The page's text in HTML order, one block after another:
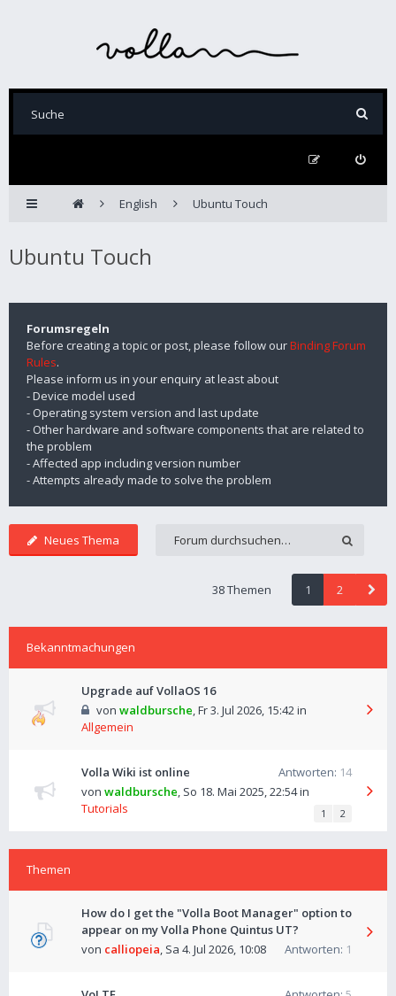
English Ubuntu Touch
Ubuntu Touch
Forumsregeln
Before creating a topic or post, please follow ourBinding Forum
Rules.
Please inform us in your enquiry at least about
- Device model used
- Operating system version and last update
- Other hardware and software components that are related to
the problem
- Affected app including version number
- Attempts already made to solve the problem
Neues Thema
38 Themen 1 2
Bekanntmachungen
Upgrade auf VollaOS 16
von waldbursche,Fr 3. Jul 2026, 15:42in
Allgemein
Volla Wiki ist online Antworten: 14
von waldbursche, So 18. Mai 2025, 22:54in
Tutorials
1 2
Themen
How do I get the "Volla Boot Manager" option to
appear on my Volla Phone Quintus UT?
Antworten: 1
von calliopeia, Sa 4. Jul 2026, 10:08